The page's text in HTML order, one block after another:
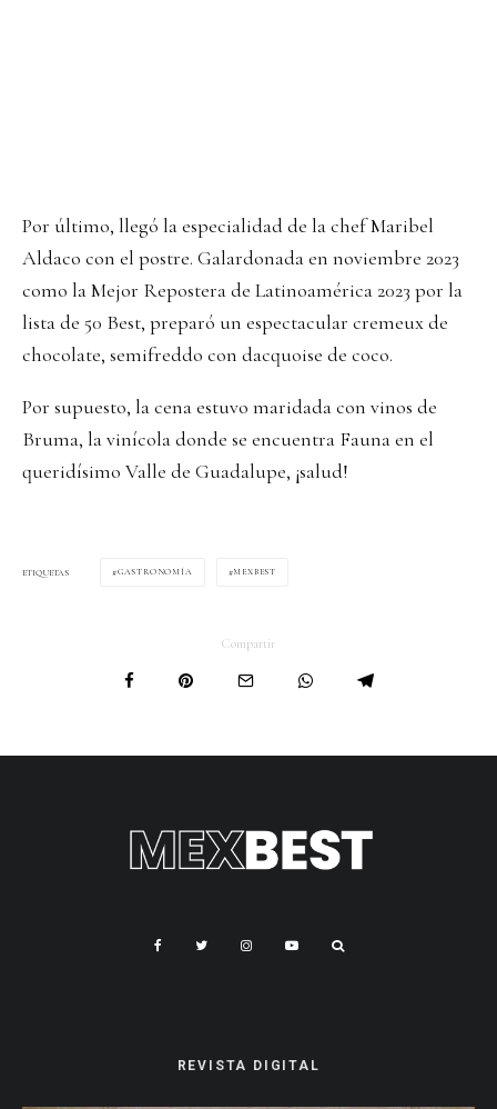
Por último, llegó la especialidad de la chef Maribel
Aldaco con el postre. Galardonada en noviembre 2023
como la Mejor Repostera de Latinoamérica 2023 por la
lista de 50 Best, preparó un espectacular cremeux de
chocolate, semifreddo con dacquoise de coco.
Por supuesto, la cena estuvo maridada con vinos de
Bruma, la vinícola donde se encuentra Fauna en el
queridísimo Valle de Guadalupe, ¡salud!
ETIQUETAS GASTRONOMÍA MEXBEST
Compartir
REVISTA DIGITAL